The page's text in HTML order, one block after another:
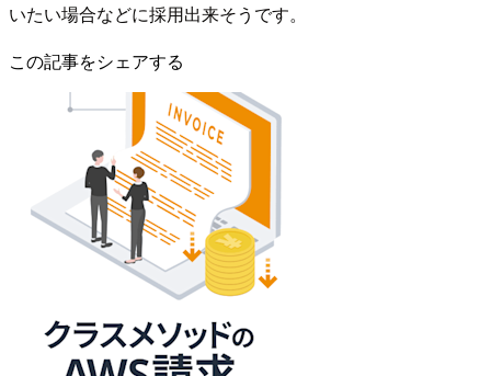
いたい場合などに採用出来そうです。
この記事をシェアする